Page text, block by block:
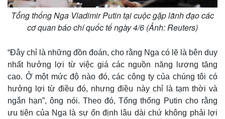
Tổng thống Nga Vladimir Putin tại cuộc gặp lãnh đạo các
cơ quan báo chí quốc tế ngày 4/6 (Ảnh: Reuters)
“Đây chỉ là những đồn đoán, cho rằng Nga có lẽ là bên duy
nhất hưởng lợi từ việc giá các nguồn năng lượng tăng
cao. Ở một mức độ nào đó, các công ty của chúng tôi có
hưởng lợi từ điều đó, nhưng điều này chỉ là tạm thời và
ngắn hạn”, ông nói. Theo đó, Tổng thống Putin cho rằng
ưu tiên của Nga là sự ổn định lâu dài chứ không phải lợi